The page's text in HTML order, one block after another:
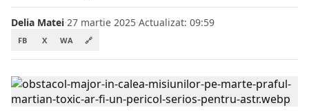
Delia Matei·27 martie 2025·Actualizat: 09:59
FB X WA 🔗